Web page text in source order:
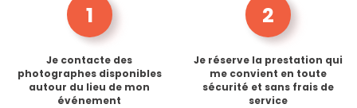
1
Je contacte des
photographes disponibles
autour du lieu de mon
événement
2
Je réserve la prestation qui
me convient en toute
sécurité et sans frais de
service